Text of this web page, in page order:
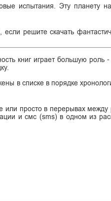
испытания. Эту планету
решите скачать
книг играет большую роль
в списке в порядке
или просто в перерывах между
и смс (sms) в одном из